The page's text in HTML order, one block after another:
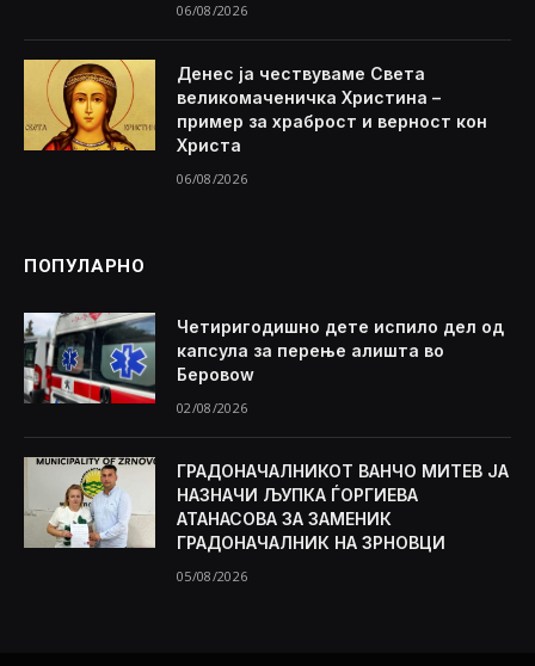
06/08/2026
Денес ја чествуваме Света
великомаченичка Христина –
пример за храброст и верност кон
Христа
06/08/2026
ПОПУЛАРНО
Четиригодишно дете испило дел од
капсула за перење алишта во
Беровоw
02/08/2026
ГРАДОНАЧАЛНИКОТ ВАНЧО МИТЕВ ЈА
НАЗНАЧИ ЉУПКА ЃОРГИЕВА
АТАНАСОВА ЗА ЗАМЕНИК
ГРАДОНАЧАЛНИК НА ЗРНОВЦИ
05/08/2026